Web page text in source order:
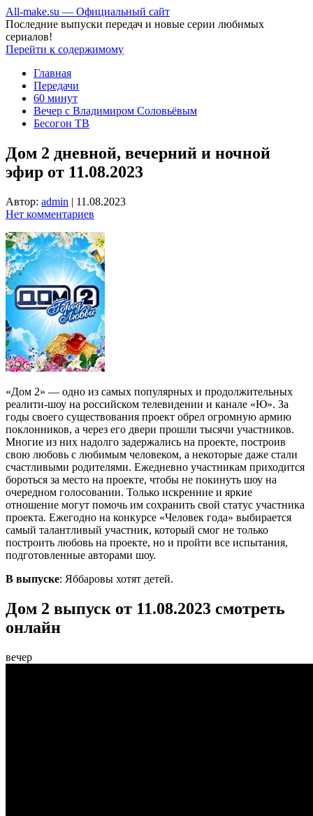
All-make.su — Официальный сайт
Последние выпуски передач и новые серии любимых
сериалов!
Перейти к содержимому
Главная
Передачи
60 минут
Вечер с Владимиром Соловьёвым
Бесогон ТВ
Дом 2 дневной, вечерний и ночной
эфир от 11.08.2023
Автор: admin | 11.08.2023
Нет комментариев
«Дом 2» — одно из самых популярных и продолжительных
реалити-шоу на российском телевидении и канале «Ю». За
годы своего существования проект обрел огромную армию
поклонников, а через его двери прошли тысячи участников.
Многие из них надолго задержались на проекте, построив
свою любовь с любимым человеком, а некоторые даже стали
счастливыми родителями. Ежедневно участникам приходится
бороться за место на проекте, чтобы не покинуть шоу на
очередном голосовании. Только искренние и яркие
отношение могут помочь им сохранить свой статус участника
проекта. Ежегодно на конкурсе «Человек года» выбирается
самый талантливый участник, который смог не только
построить любовь на проекте, но и пройти все испытания,
подготовленные авторами шоу.
В выпуске: Яббаровы хотят детей.
Дом 2 выпуск от 11.08.2023 смотреть
онлайн
вечер